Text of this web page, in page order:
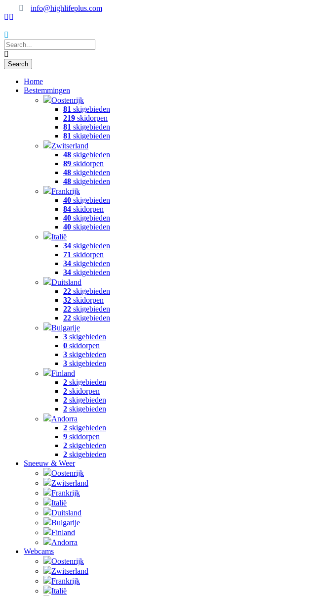
info@highlifeplus.com
Home
Bestemmingen
Oostenrijk
81 skigebieden
219 skidorpen
81 skigebieden
81 skigebieden
Zwitserland
48 skigebieden
89 skidorpen
48 skigebieden
48 skigebieden
Frankrijk
40 skigebieden
84 skidorpen
40 skigebieden
40 skigebieden
Italië
34 skigebieden
71 skidorpen
34 skigebieden
34 skigebieden
Duitsland
22 skigebieden
32 skidorpen
22 skigebieden
22 skigebieden
Bulgarije
3 skigebieden
0 skidorpen
3 skigebieden
3 skigebieden
Finland
2 skigebieden
2 skidorpen
2 skigebieden
2 skigebieden
Andorra
2 skigebieden
9 skidorpen
2 skigebieden
2 skigebieden
Sneeuw & Weer
Oostenrijk
Zwitserland
Frankrijk
Italië
Duitsland
Bulgarije
Finland
Andorra
Webcams
Oostenrijk
Zwitserland
Frankrijk
Italië